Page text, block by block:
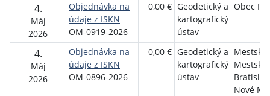
4.
Máj
2026
Objednávka na
údaje z ISKN
OM-0919-2026
0,00 € Geodetický a
kartografický
ústav
Obec
4.
Máj
2026
Objednávka na
údaje z ISKN
OM-0896-2026
0,00 € Geodetický a
kartografický
ústav
Mestská
Mestská
Nové